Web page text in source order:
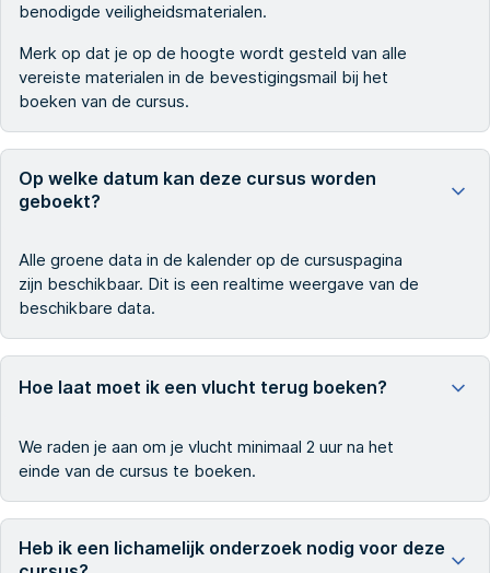
benodigde veiligheidsmaterialen.
Merk op dat je op de hoogte wordt gesteld van alle
vereiste materialen in de bevestigingsmail bij het
boeken van de cursus.
Op welke datum kan deze cursus worden
geboekt?
Alle groene data in de kalender op de cursuspagina
zijn beschikbaar. Dit is een realtime weergave van de
beschikbare data.
Hoe laat moet ik een vlucht terug boeken?
We raden je aan om je vlucht minimaal 2 uur na het
einde van de cursus te boeken.
Heb ik een lichamelijk onderzoek nodig voor deze